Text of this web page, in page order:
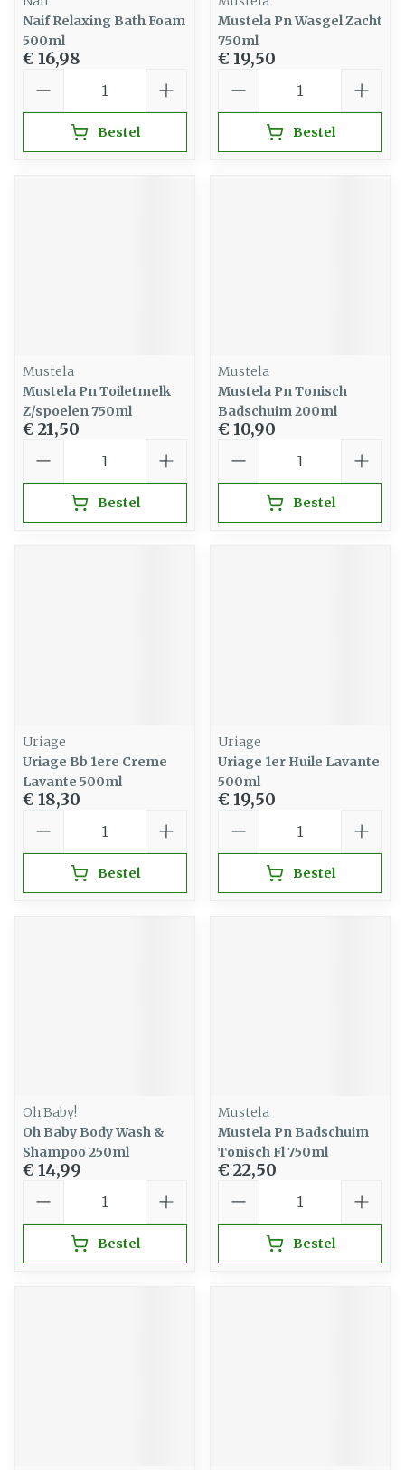
Naif Relaxing Bath Foam
500ml
€ 16,98
Bestel
Mustela Pn Wasgel Zacht
750ml
€ 19,50
Bestel
Mustela
Mustela Pn Toiletmelk
Z/spoelen 750ml
€ 21,50
Bestel
Mustela
Mustela Pn Tonisch
Badschuim 200ml
€ 10,90
Bestel
Uriage
Uriage Bb 1ere Creme
Lavante 500ml
€ 18,30
Bestel
Uriage
Uriage 1er Huile Lavante
500ml
€ 19,50
Bestel
Oh Baby!
Oh Baby Body Wash &
Shampoo 250ml
€ 14,99
Bestel
Mustela
Mustela Pn Badschuim
Tonisch Fl 750ml
€ 22,50
Bestel